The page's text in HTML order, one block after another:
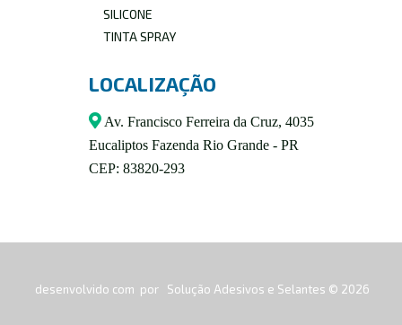
SILICONE
TINTA SPRAY
LOCALIZAÇÃO
Av. Francisco Ferreira da Cruz, 4035
Eucaliptos Fazenda Rio Grande - PR
CEP: 83820-293
desenvolvido com por Solução Adesivos e Selantes © 2026